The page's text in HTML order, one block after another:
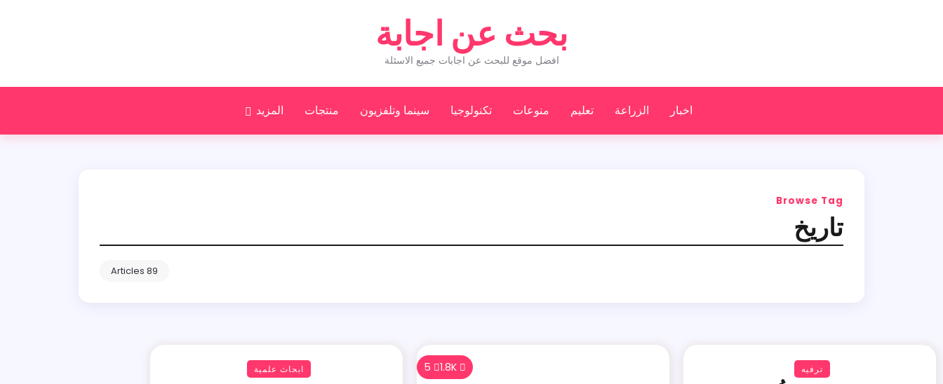
بحث عن اجابة
افضل موقع للبحث عن اجابات جميع الاسئلة
اخبار الزراعة تعليم منوعات تكنولوجيا سينما وتلفزيون منتجات المزيد
Browse Tag
تاريخ
89 Articles
ترفيه 1.8K
5 ابحاث علمية